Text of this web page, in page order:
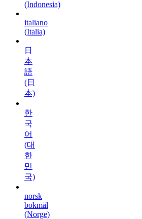
(Indonesia)
italiano
(Italia)
日
本
語
(日
本)
한
국
어
(대
한
민
국)
norsk
bokmål
(Norge)